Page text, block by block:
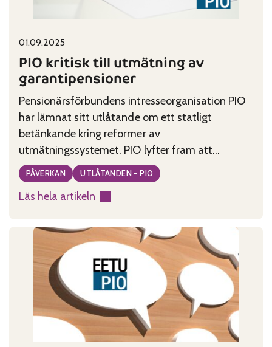
Published on:
01.09.2025
PIO kritisk till utmätning av
garantipensioner
Pensionärsförbundens intresseorganisation PIO
har lämnat sitt utlåtande om ett statligt
betänkande kring reformer av
utmätningssystemet. PIO lyfter fram att
pensionerade gäldenärer har en genomsnittlig
skuld på 35 500 euro, vilket ställs mot en
genomsnittlig pension på 2 100 euro per månad.
Categories:
PÅVERKAN UTLÅTANDEN - PIO
Läs hela artikeln
:
utmätning
garantipensioner